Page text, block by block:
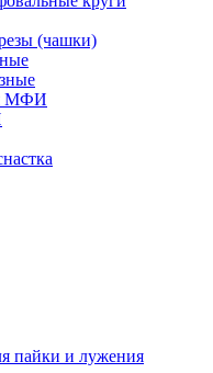
(чашки)
МФИ
пайки и лужения